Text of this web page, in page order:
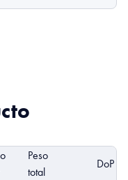
Peso
total
DoP